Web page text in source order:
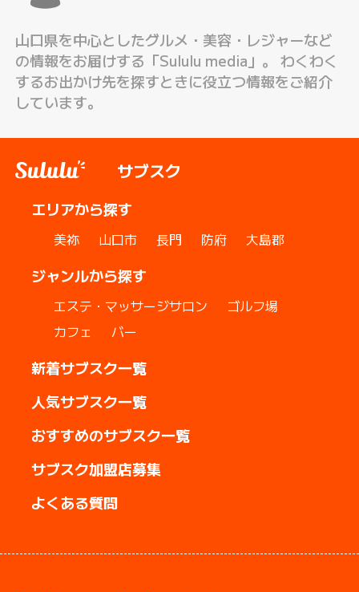
山口県を中心としたグルメ・美容・レジャーなど
の情報をお届けする「Sululu media」。 わくわく
するお出かけ先を探すときに役立つ情報をご紹介
しています。
サブスク
エリアから探す
美祢 山口市 長門 防府 大島郡
ジャンルから探す
エステ・マッサージサロン
ゴルフ場
カフェ
バー
新着サブスク一覧
人気サブスク一覧
おすすめのサブスク一覧
サブスク加盟店募集
よくある質問